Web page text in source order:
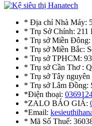
* Địa chỉ Nhà Máy:
* Trụ Sở Chính:
* Trụ sở Miền
* Trụ sở Miền Bắc:
* Trụ sở TPHCM:
* Trụ sở Cần Thơ :
* Trụ sở Tây
* Trụ sở Lâm Đồng:
*Điện thoại:
*ZALO BÁO GIÁ:
*Email:
* Mã Số Thuế: